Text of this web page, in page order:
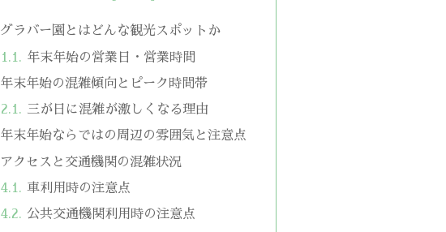
グラバー園とはどんな観光スポットか
年末年始の営業日・営業時間
年末年始の混雑傾向とピーク時間帯
三が日に混雑が激しくなる理由
年末年始ならではの周辺の雰囲気と注意点
アクセスと交通機関の混雑状況
車利用時の注意点
公共交通機関利用時の注意点